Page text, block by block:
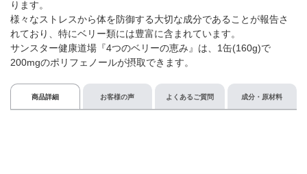
ります。
様々なストレスから体を防御する大切な成分であることが報告さ
れており、特にベリー類には豊富に含まれています。
サンスター健康道場『4つのベリーの恵み』は、1缶(160g)で
200mgのポリフェノールが摂取できます。
商品詳細 お客様の声 よくあるご質問 成分・原材料